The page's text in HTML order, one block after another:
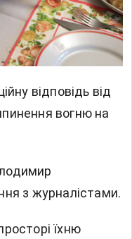
відповідь від
вогню на
з журналістами.
їхню